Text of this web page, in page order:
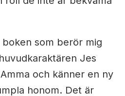
som berör mig
Jes
och känner en ny
honom. Det är